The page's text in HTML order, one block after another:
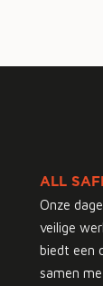
ALL
Onze
veilige
biedt een
samen